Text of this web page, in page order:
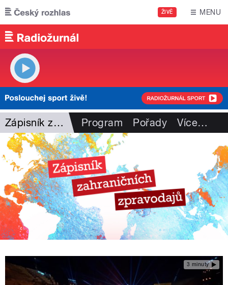
Přejít k hlavnímu obsahu
ŽIVĚ MENU
Zápisník zahr. zpravodajů Program Pořady Více…
3 minuty